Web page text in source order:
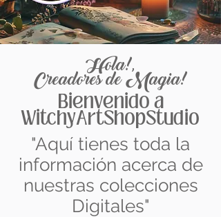
Hola!,
Creadores de Magia!
Bienvenido a
WitchyArtShopStudio
"Aquí tienes toda la
información acerca de
nuestras colecciones
Digitales"